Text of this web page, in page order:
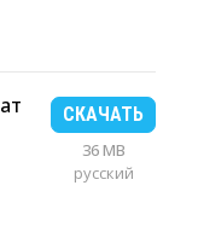
СКАЧАТЬ
36 MB
русский